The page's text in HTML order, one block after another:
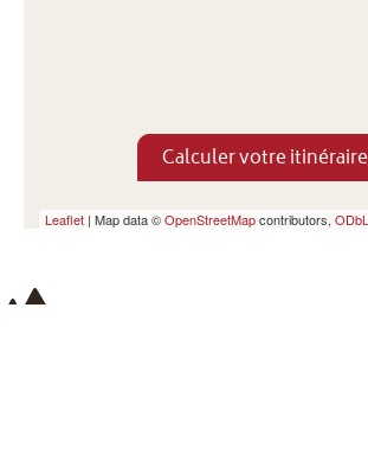
Leaflet | Map data ©OpenStreetMapcontributors, ODbL
Calculer votre itinéraire